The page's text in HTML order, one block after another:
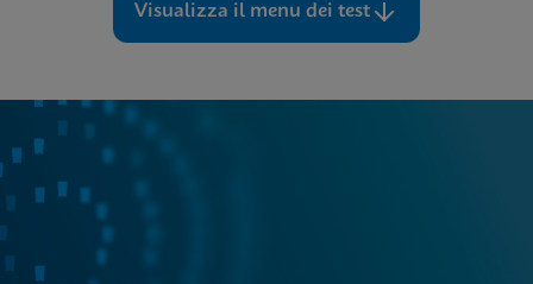
Visualizza il menu dei test